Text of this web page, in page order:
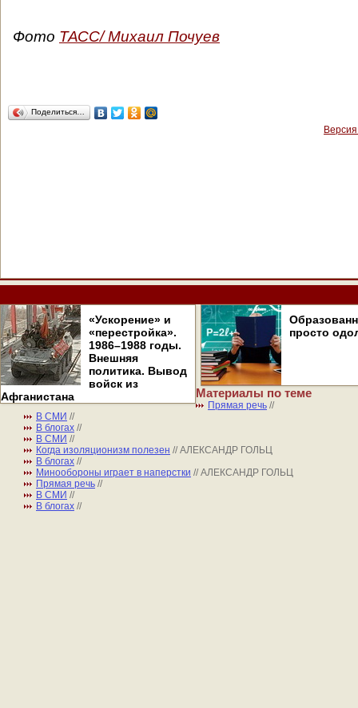
Фото ТАСС/ Михаил Почуев
Поделиться…
«Ускорение» и
«перестройка».
1986–1988 годы.
Внешняя
политика. Вывод
войск из
Афганистана
просто
Материалы по теме
Прямая речь //
В СМИ //
В блогах //
В СМИ //
Когда изоляционизм полезен // АЛЕКСАНДР ГОЛЬЦ
В блогах //
Минообороны играет в наперстки // АЛЕКСАНДР ГОЛЬЦ
Прямая речь //
В СМИ //
В блогах //